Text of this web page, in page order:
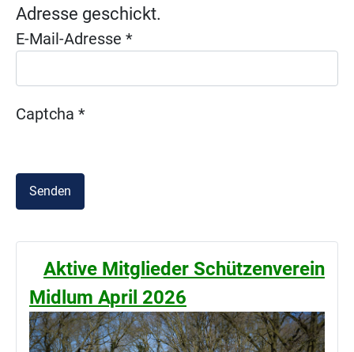
Adresse geschickt.
E-Mail-Adresse *
Captcha *
Senden
Aktive Mitglieder Schützenverein
Midlum April 2026